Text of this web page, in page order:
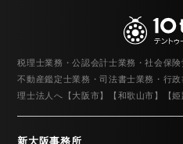
税理士業務・公認会計士業務・社会保
不動産鑑定士業務・司法書士業務・行政
理士法人へ【大阪市】【和歌山市】【姫